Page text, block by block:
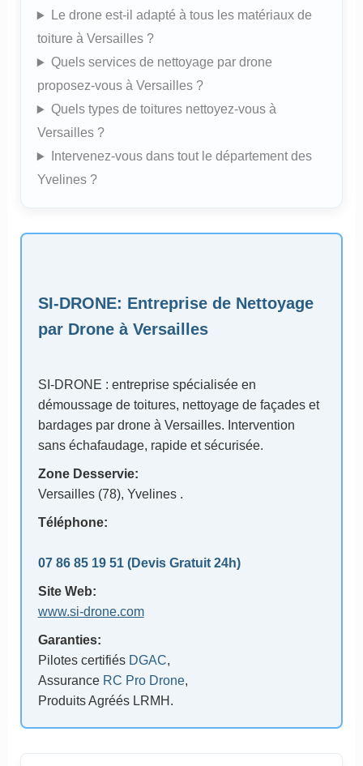
Le drone est-il adapté à tous les matériaux de
toiture à Versailles ?
Quels services de nettoyage par drone
proposez-vous à Versailles ?
Quels types de toitures nettoyez-vous à
Versailles ?
Intervenez-vous dans tout le département des
Yvelines ?
SI-DRONE: Entreprise de Nettoyage
par Drone à Versailles
SI-DRONE : entreprise spécialisée en
démoussage de toitures, nettoyage de façades et
bardages par drone à Versailles. Intervention
sans échafaudage, rapide et sécurisée.
Zone Desservie:
Versailles (78), Yvelines .
Téléphone:
07 86 85 19 51(Devis Gratuit 24h)
Site Web:
www.si-drone.com
Garanties:
Pilotes certifiés DGAC,
Assurance RC Pro Drone,
Produits Agréés LRMH.